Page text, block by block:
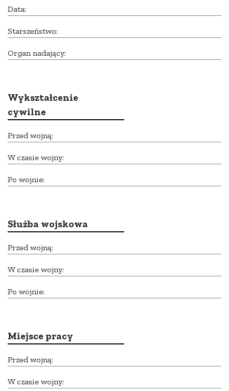
Data:
Starszeństwo:
Organ nadający:
Wykształcenie
cywilne
Przed wojną:
W czasie wojny:
Po wojnie:
Służba wojskowa
Przed wojną:
W czasie wojny:
Po wojnie:
Miejsce pracy
Przed wojną:
W czasie wojny: